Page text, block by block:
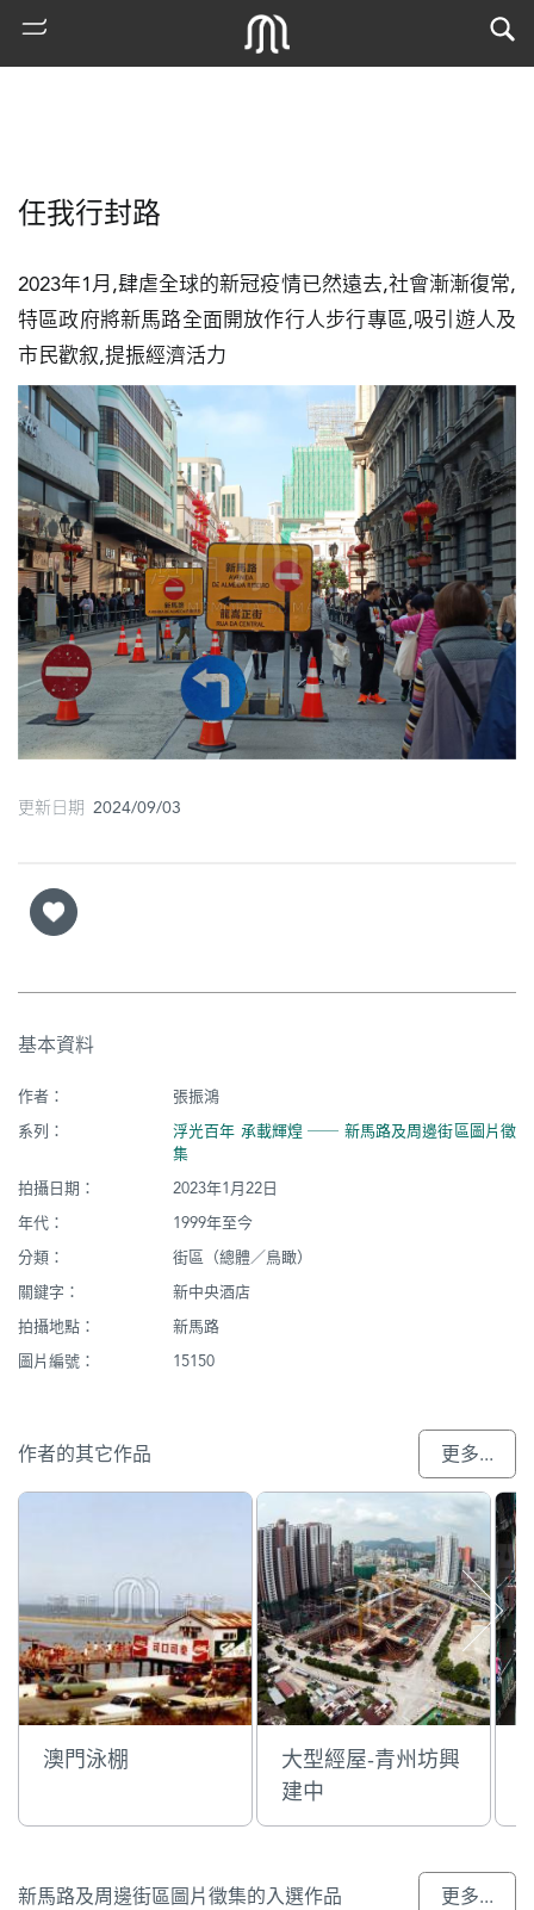
門
搜
索
古
地
圖
媽
閣
寺
廟
士
任我行封路
2023年1月,肆虐全球的新冠疫情已然遠去,社會漸漸復常,
特區政府將新馬路全面開放作行人步行專區,吸引遊人及
市民歡叙,提振經濟活力
更新日期 2024/09/03
基本資料
作者：
張振鴻
系列：
浮光百年 承載輝煌 ── 新馬路及周邊街區圖片徵
集
拍攝日期：
2023年1月22日
年代：
1999年至今
分類：
街區（總體／鳥瞰）
關鍵字：
新中央酒店
拍攝地點：
新馬路
圖片編號：
15150
作者的其它作品 更多...
澳門泳棚
大型經屋-青州坊興
建中
新馬路及周邊街區圖片徵集的入選作品 更多...